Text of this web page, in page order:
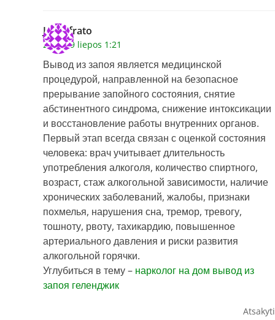
Jamiefrato
2026 29 liepos 1:21
Вывод из запоя является медицинской
процедурой, направленной на безопасное
прерывание запойного состояния, снятие
абстинентного синдрома, снижение интоксикации
и восстановление работы внутренних органов.
Первый этап всегда связан с оценкой состояния
человека: врач учитывает длительность
употребления алкоголя, количество спиртного,
возраст, стаж алкогольной зависимости, наличие
хронических заболеваний, жалобы, признаки
похмелья, нарушения сна, тремор, тревогу,
тошноту, рвоту, тахикардию, повышенное
артериального давления и риски развития
алкогольной горячки.
Углубиться в тему – нарколог на дом вывод из
запоя геленджик
Atsakyti